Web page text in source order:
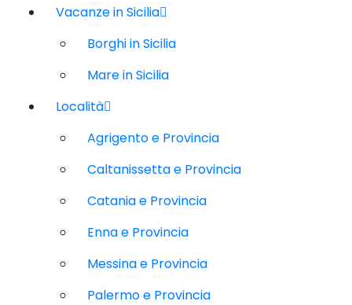
Vacanze in Sicilia
Borghi in Sicilia
Mare in Sicilia
Località
Agrigento e Provincia
Caltanissetta e Provincia
Catania e Provincia
Enna e Provincia
Messina e Provincia
Palermo e Provincia